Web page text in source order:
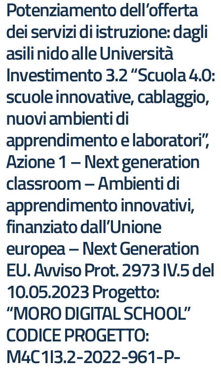
Potenziamento dell’offerta
dei servizi di istruzione: dagli
asili nido alle Università
Investimento 3.2 “Scuola 4.0:
scuole innovative, cablaggio,
nuovi ambienti di
apprendimento e laboratori”,
Azione 1 – Next generation
classroom – Ambienti di
apprendimento innovativi,
finanziato dall’Unione
europea – Next Generation
EU. Avviso Prot. 2973 IV.5 del
10.05.2023 Progetto:
“MORO DIGITAL SCHOOL”
CODICE PROGETTO:
M4C1I3.2-2022-961-P-